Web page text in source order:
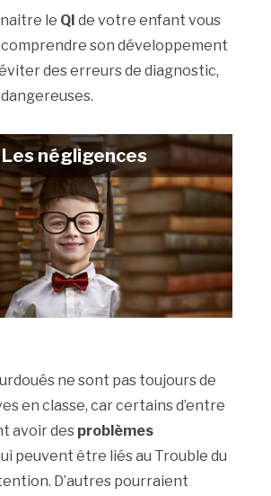
le QI de votre enfant vous
comprendre son développement
des erreurs de diagnostic,
Les négligences
ne sont pas toujours de
en classe, car certains d’entre
avoir des problèmes
peuvent être liés au Trouble du
D’autres pourraient